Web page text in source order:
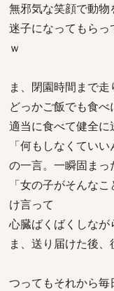
無邪気な笑顔で動物
迷子になってもら
ｗ
ま、閉園時間まで
どっかご飯でも食べ
適当に食べて健全
「何もしなくていい
の一言。一瞬固まっ
「女の子がそんな
け言って
心臓ばくばくしなが
ま、送り届けた後、
つってもそれから毎